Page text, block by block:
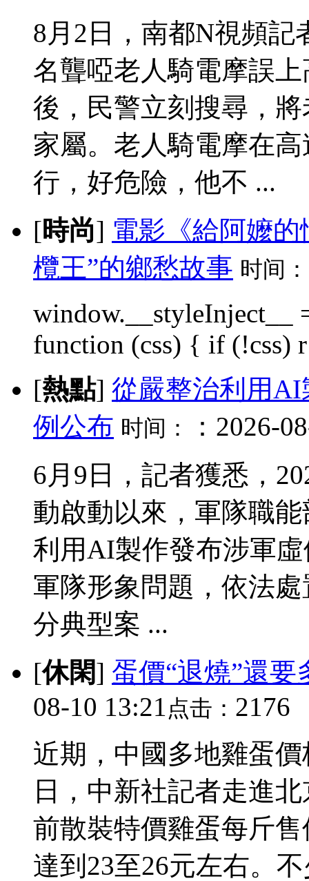
8月2日，南都N視頻記
名聾啞老人騎電摩誤
後，民警立刻搜尋，
家屬。老人騎電摩在
行，好危險，他不 ...
[時尚] 電影《給阿嬤
欖王”的鄉愁故事 时间：
window.__styleInject__
function (css) { if (!css)
[熱點] 從嚴整治利用
例公布 时间：
：2026-
6月9日，記者獲悉，
動啟動以來，軍隊職
利用AI製作發布涉軍
軍隊形象問題，依法
分典型案 ...
[休閑] 蛋價“退燒”還
08-10 13:21 点击： 2176
近期，中國多地雞蛋
日，中新社記者走進
前散裝特價雞蛋每斤
達到23至26元左右。